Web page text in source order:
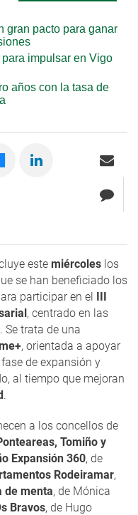
gran pacto para ganar
impulsar en Vigo
años con la tasa de
este miércoles los
se han beneficiado los
participar en el III
, centrado en las
. Se trata de una
, orientada a apoyar
de expansión y
al tiempo que mejoran
.
a los concellos de
Tomiño y
Expansión 360, de
Rodeiramar,
de menta, de Mónica
Bravos, de Hugo